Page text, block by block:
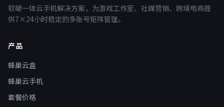
软硬一体云手机解决方案，为游戏工作室、社媒营销、跨境电商提
供7×24小时稳定的多账号矩阵管理。
产品
蜂巢云盒
蜂巢云手机
套餐价格